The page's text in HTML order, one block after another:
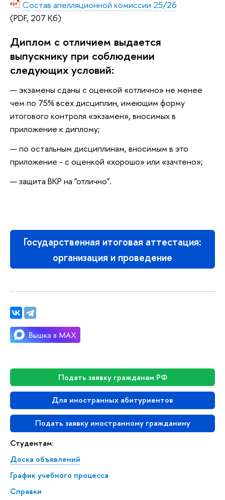
Подать заявку гражданам РФ
Для иностранных абитуриентов
Подать заявку иностранному гражданину
Студентам:
Доска объявлений
График учебного процесса
Справки
Состав апелляционной комиссии 25/26
(PDF, 207 Кб)
Диплом с отличием выдается
выпускнику при соблюдении
следующих условий:
экзамены сданы с оценкой «отлично» не менее
чем по 75% всех дисциплин, имеющим форму
итогового контроля «экзамен», вносимых в
приложение к диплому;
по остальным дисциплинам, вносимым в это
приложение - с оценкой «хорошо» или «зачтено»;
защита ВКР на "отлично".
Государственная итоговая аттестация:
организация и проведение